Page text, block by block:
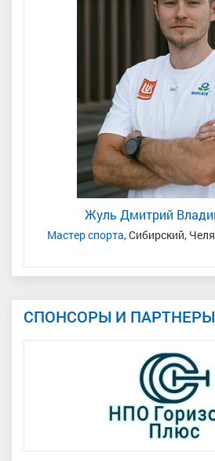
Жуль Дмитрий
Мастер спорта, Сибирский,
СПОНСОРЫ И ПАРТНЕРЫ